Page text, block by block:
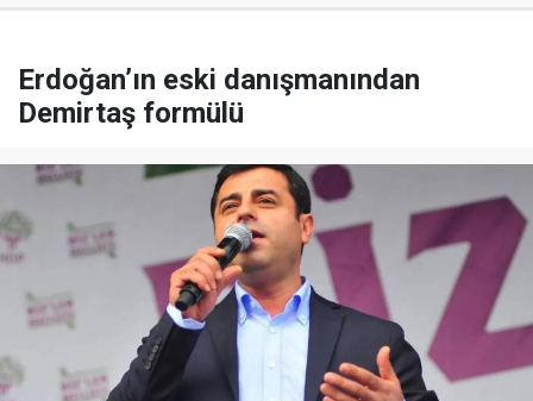
Erdoğan’ın eski danışmanından
Demirtaş formülü